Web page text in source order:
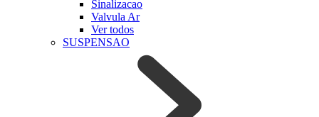
Sinalizacao
Valvula Ar
Ver todos
SUSPENSAO